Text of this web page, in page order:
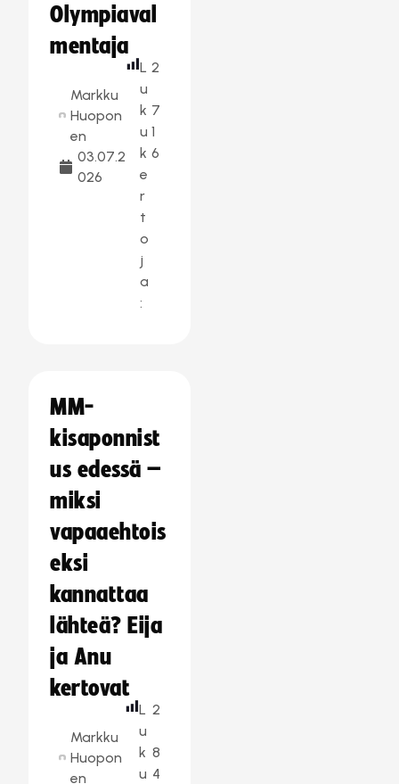
Olympiaval
mentaja
Markku
Huopon
en
03.07.2
026
L
u
k
u
k
e
r
t
o
j
a
:
2
7
1
6
MM-
kisaponnist
us edessä –
miksi
vapaaehtois
eksi
kannattaa
lähteä? Eija
ja Anu
kertovat
Markku
Huopon
en
L
u
k
u
2
8
4